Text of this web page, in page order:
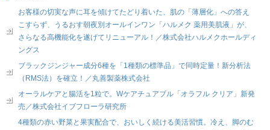
お客様の切実な声に耳を傾けてたどり着いた、肌の「薄層化」への答え
こすらず、うるおす朝夜別オールインワン「ハルメク 薬用美肌液」が、
さらなる高機能化を遂げてリニューアル！／株式会社ハルメクホールディ
ングス
ブラックジンジャー成分6種を「1種類の標準品」で同時定量！新分析法
（RMS法）を確立！／丸善製薬株式会社
オーラルケアと腸活を1粒で。Wケアチュアブル「オラフル クリア」新発
売／株式会社イブフローラ研究所
4種類の赤い野菜と果実配合で、おいしく続ける美活習慣。冷え、脚のむ